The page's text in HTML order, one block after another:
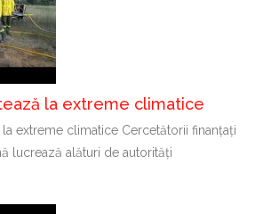
la extreme climatice
extreme climatice Cercetătorii finanțați
lucrează alături de autorități